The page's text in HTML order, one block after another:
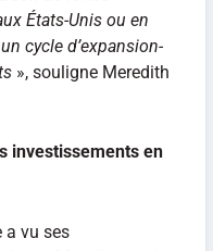
États-Unis ou en
cycle d’expansion-
», souligne Meredith
investissements en
a vu ses